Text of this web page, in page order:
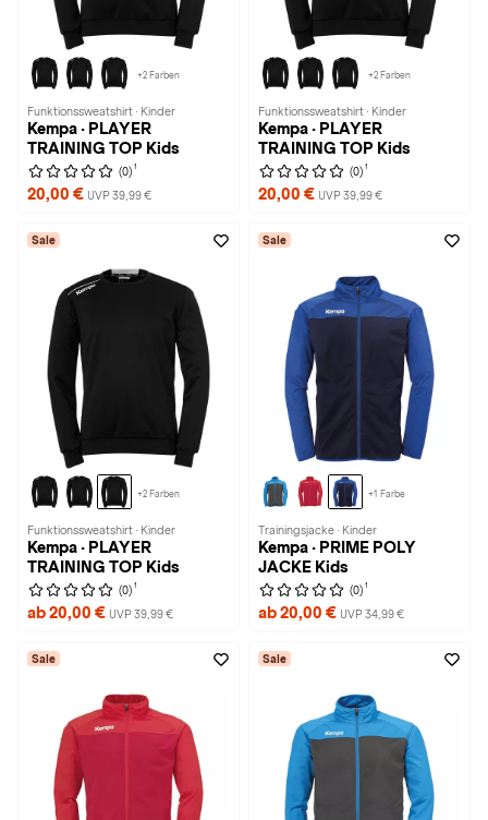
+2 Farben
Funktionssweatshirt · Kinder
Kempa · PLAYER
TRAINING TOP Kids
(0) 1
20,00 € UVP 39,99 €
+2 Farben
Funktionssweatshirt · Kinder
Kempa · PLAYER
TRAINING TOP Kids
(0) 1
20,00 € UVP 39,99 €
Sale
+2 Farben
Funktionssweatshirt · Kinder
Kempa · PLAYER
TRAINING TOP Kids
(0) 1
ab 20,00 € UVP 39,99 €
Sale
+1 Farbe
Trainingsjacke · Kinder
Kempa · PRIME POLY
JACKE Kids
(0) 1
ab 20,00 € UVP 34,99 €
Sale Sale